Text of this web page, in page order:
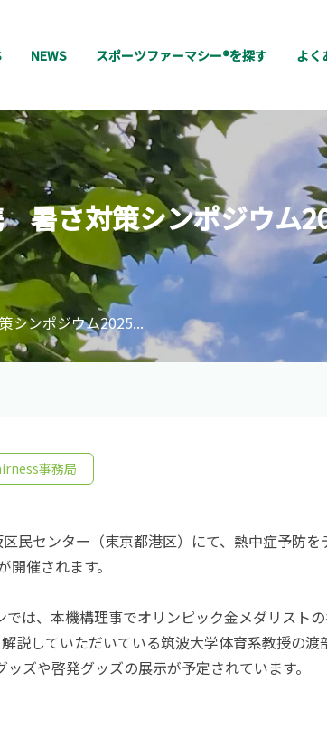
NEWS スポーツファーマシー®を探す よく
暑さ対策シンポジウム
シンポジウム2025...
事務局
民センター（東京都港区）にて、熱中症予防
催されます。
では、本機構理事でオリンピック金メダリスト
説していただいている筑波大学体育系教授の渡
ズや啓発グッズの展示が予定されています。